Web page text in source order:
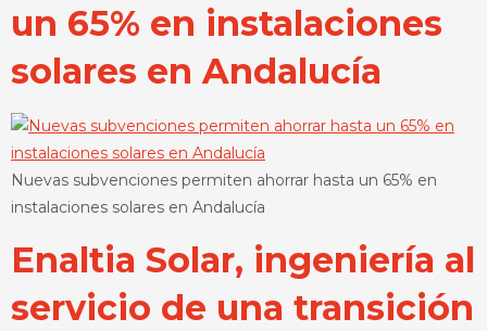
un 65% en instalaciones
solares en Andalucía
Nuevas subvenciones permiten ahorrar hasta un 65% en
instalaciones solares en Andalucía
Enaltia Solar, ingeniería al
servicio de una transición